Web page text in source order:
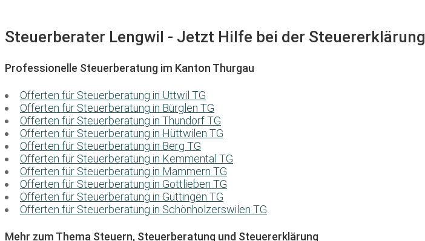
Steuerberater Lengwil - Jetzt Hilfe bei der Steuererklärung
Professionelle Steuerberatung im Kanton Thurgau
Offerten für Steuerberatung in Uttwil TG
Offerten für Steuerberatung in Bürglen TG
Offerten für Steuerberatung in Thundorf TG
Offerten für Steuerberatung in Hüttwilen TG
Offerten für Steuerberatung in Berg TG
Offerten für Steuerberatung in Kemmental TG
Offerten für Steuerberatung in Mammern TG
Offerten für Steuerberatung in Gottlieben TG
Offerten für Steuerberatung in Güttingen TG
Offerten für Steuerberatung in Schönholzerswilen TG
Mehr zum Thema Steuern, Steuerberatung und Steuererklärung